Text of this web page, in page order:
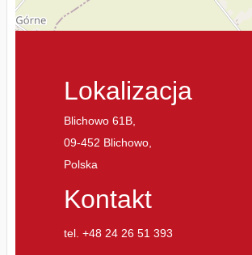
Lokalizacja
Blichowo 61B,
09-452 Blichowo,
Polska
Kontakt
tel. +48 24 26 51 393